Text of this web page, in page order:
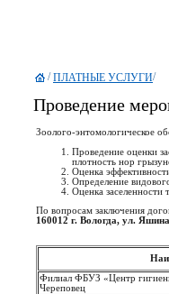
/ПЛАТНЫЕ УСЛУГИ/
Проведение
Зоолого-энтомологическое
Проведение оценки
плотность нор
Оценка
Определение
Оценка
По вопросам заключения
160012 г. Вологда, ул.
Филиал ФБУЗ «Центр
Череповец